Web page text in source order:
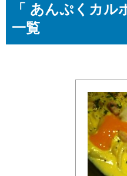
「 あんぷくカル
一覧